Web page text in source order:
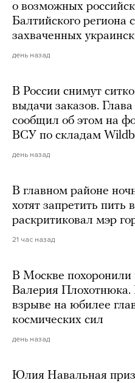
о возможных
Балтийского
захваченных
день назад
В России снимут
выдачи заказов.
сообщил об этом на
ВСУ по складам
день назад
В главном районе
хотят запретить пить
раскритиковал мэр
21 час назад
В Москве похоронили
Валерия Плохотнюка.
взрыве на юбилее
космических сил
день назад
Юлия Навальная